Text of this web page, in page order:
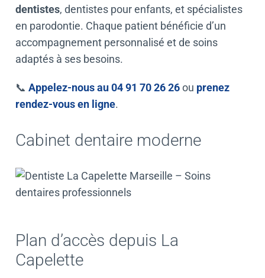
dentistes, dentistes pour enfants, et spécialistes
en parodontie. Chaque patient bénéficie d’un
accompagnement personnalisé et de soins
adaptés à ses besoins.
📞 Appelez-nous au 04 91 70 26 26ou prenez
rendez-vous en ligne.
Cabinet dentaire moderne
Plan d’accès depuis La
Capelette